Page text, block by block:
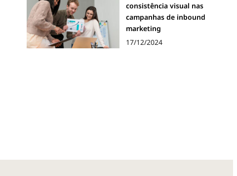
consistência visual nas
campanhas de inbound
marketing
17/12/2024